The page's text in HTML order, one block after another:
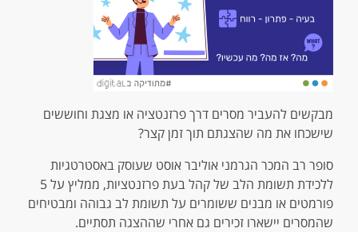
מבקשים להעביר מסרים דרך פרזנטציה או מצגת וחוששים
שישכחו את מה שהצגתם תוך זמן קצר?
סופר רב המכר הגרמני אוליבר אוסט שעוסק באסטרטגיות
ללכידת תשומת הלב של קהל בעת פרזנטציות, ממליץ על 5
פורמטים או מבנים ששומרים על תשומת לב גבוהה ומבטיחים
שהמסרים יישארו זכירים גם אחרי שההצגה תסתיים.